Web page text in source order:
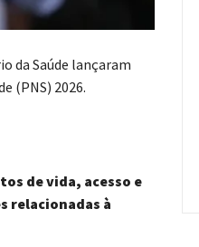
da Saúde lançaram
(PNS) 2026.
de vida, acesso e
relacionadas à